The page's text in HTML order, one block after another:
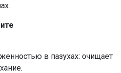
в пазухах: очищает